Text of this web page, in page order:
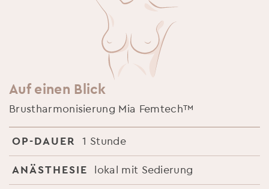
Auf einen Blick
Brustharmonisierung Mia Femtech™
OP-DAUER 1 Stunde
ANÄSTHESIE lokal mit Sedierung